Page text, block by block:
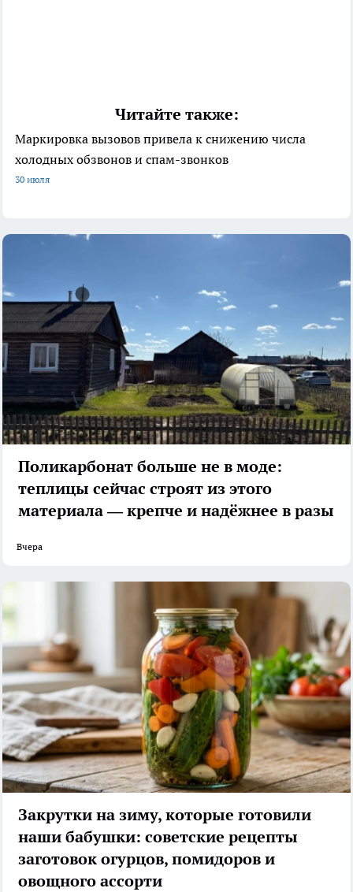
Читайте также:
Маркировка вызовов привела к снижению числа
холодных обзвонов и спам-звонков
30 июля
Поликарбонат больше не в моде:
теплицы сейчас строят из этого
материала — крепче и надёжнее в разы
Вчера
Закрутки на зиму, которые готовили
наши бабушки: советские рецепты
заготовок огурцов, помидоров и
овощного ассорти